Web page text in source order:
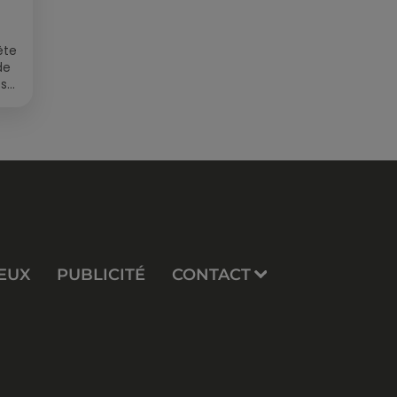
PUBLICITÉ CONTACT